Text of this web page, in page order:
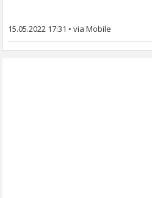
15.05.2022 17:31 •